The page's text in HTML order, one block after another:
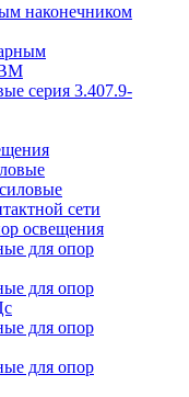
наконечником
серия 3.407.9-
сети
освещения
для опор
для опор
для опор
для опор